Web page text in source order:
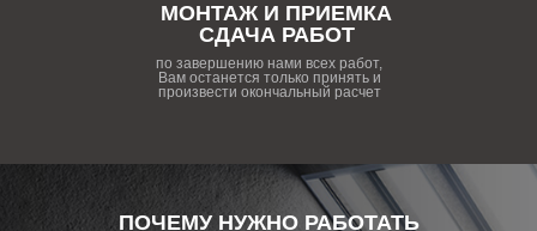
МОНТАЖ И ПРИЕМКА
СДАЧА РАБОТ
по завершению нами всех работ,
Вам останется только принять и
произвести окончальный расчет
ПОЧЕМУ НУЖНО РАБОТАТЬ